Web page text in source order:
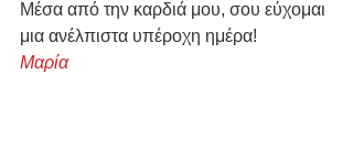
Μέσα από την καρδιά μου, σου εύχομαι
μια ανέλπιστα υπέροχη ημέρα!
Μαρία